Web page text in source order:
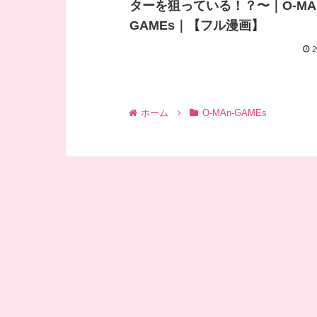
ターを狙っている！？〜｜O-
GAMEs｜【フル漫画】
ホーム O-MAn-GAMEs